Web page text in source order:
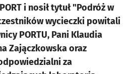
i nosił tytuł "Podróż w
wycieczki powitali
PORTU, Pani Klaudia
Zajączkowska oraz
za